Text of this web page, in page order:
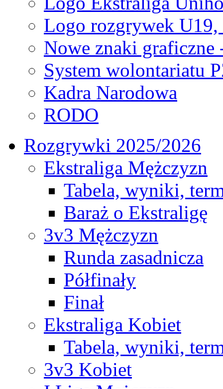
Logo rozgrywek
Nowe znaki graficzne
System wolontariatu
Kadra Narodowa
RODO
Rozgrywki 2025/2026
Ekstraliga Mężczyzn
Tabela, wyniki,
Baraż o Ekstraligę
3v3 Mężczyzn
Runda zasadnicza
Półfinały
Finał
Ekstraliga Kobiet
Tabela, wyniki,
3v3 Kobiet